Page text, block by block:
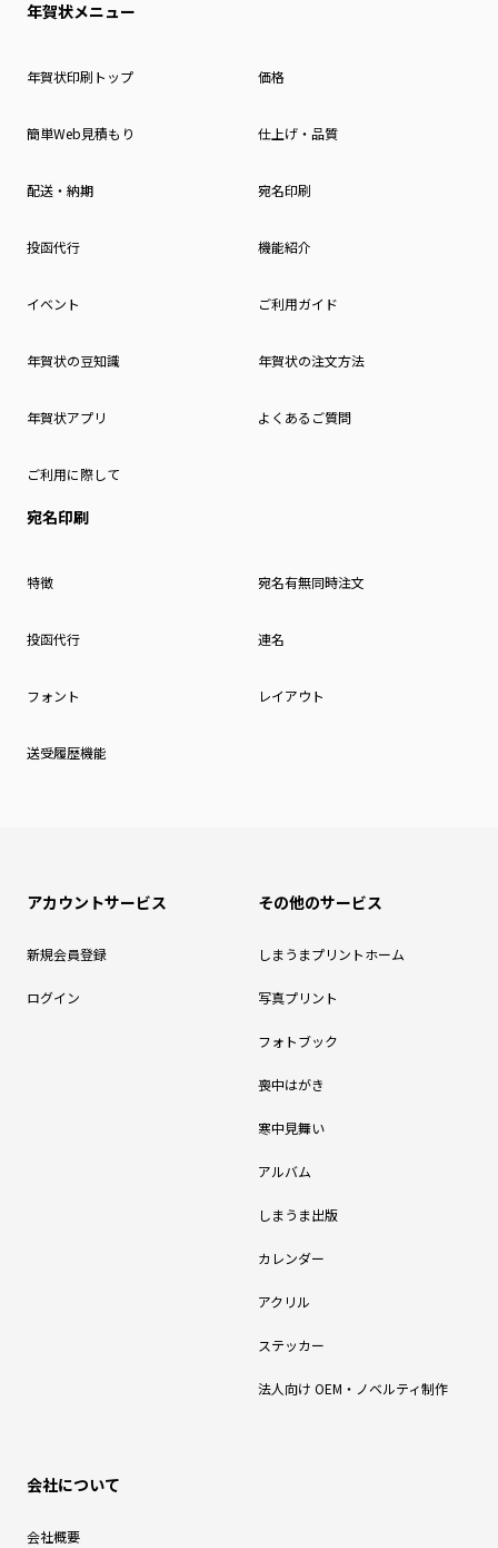
年賀状メニュー
年賀状印刷トップ 価格
簡単Web見積もり 仕上げ・品質
配送・納期 宛名印刷
投函代行 機能紹介
イベント ご利用ガイド
年賀状の豆知識 年賀状の注文方法
年賀状アプリ よくあるご質問
ご利用に際して
宛名印刷
特徴 宛名有無同時注文
投函代行 連名
フォント レイアウト
送受履歴機能
アカウントサービス
新規会員登録
ログイン
その他のサービス
しまうまプリントホーム
写真プリント
フォトブック
喪中はがき
寒中見舞い
アルバム
しまうま出版
カレンダー
アクリル
ステッカー
法人向け OEM・ノベルティ制作
会社について
会社概要